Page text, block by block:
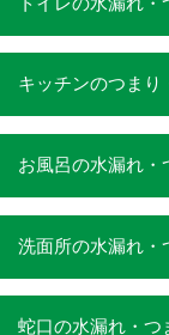
キッチンのつまり
お風呂の水漏れ・
洗面所の水漏れ・
蛇口の水漏れ・つ